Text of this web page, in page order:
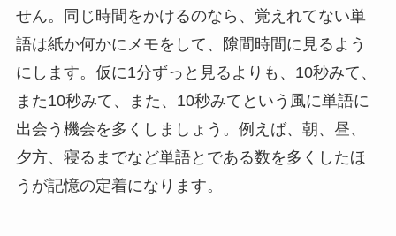
せん。同じ時間をかけるのなら、覚えれてない単
語は紙か何かにメモをして、隙間時間に見るよう
にします。仮に1分ずっと見るよりも、10秒みて、
また10秒みて、また、10秒みてという風に単語に
出会う機会を多くしましょう。例えば、朝、昼、
夕方、寝るまでなど単語とである数を多くしたほ
うが記憶の定着になります。